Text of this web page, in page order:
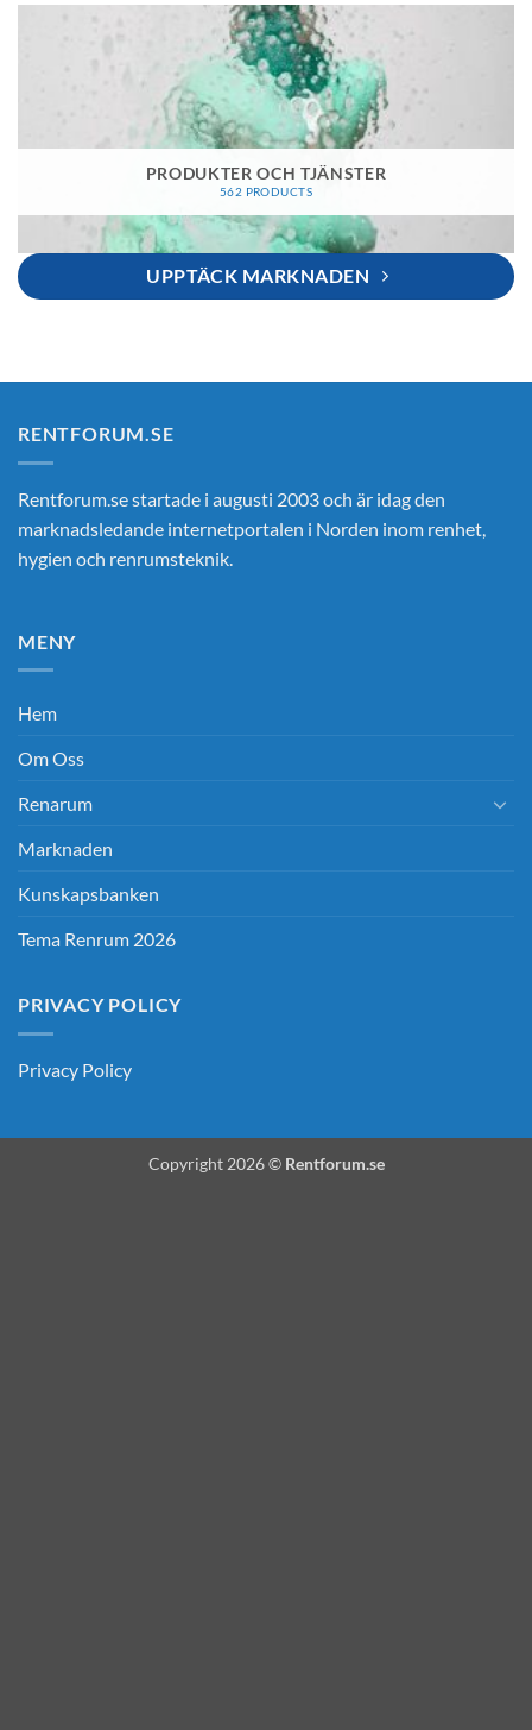
PRODUKTER OCH TJÄNSTER
562 PRODUCTS
UPPTÄCK MARKNADEN
RENTFORUM.SE
Rentforum.se startade i augusti 2003 och är idag den
marknadsledande internetportalen i Norden inom renhet,
hygien och renrumsteknik.
MENY
Hem
Om Oss
Renarum
Marknaden
Kunskapsbanken
Tema Renrum 2026
PRIVACY POLICY
Privacy Policy
Copyright 2026 © Rentforum.se